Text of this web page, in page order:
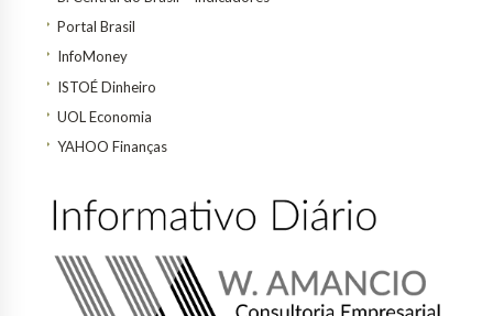
Portal Brasil
InfoMoney
ISTOÉ Dinheiro
UOL Economia
YAHOO Finanças